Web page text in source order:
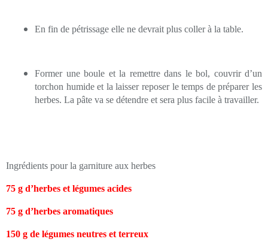
En fin de pétrissage elle ne devrait plus coller à la table.
Former une boule et la remettre dans le bol, couvrir d’un
torchon humide et la laisser reposer le temps de préparer les
herbes. La pâte va se détendre et sera plus facile à travailler.
Ingrédients pour la garniture aux herbes
75 g d’herbes et légumes acides
75 g d’herbes aromatiques
150 g de légumes neutres et terreux